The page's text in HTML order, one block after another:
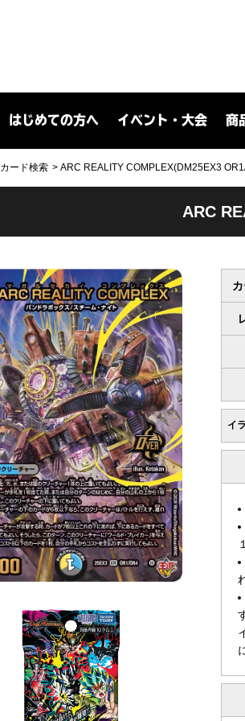
はじめての方へ イベント・大会 商
カード検索 ARC REALITY COMPLEX(DM25EX3
ARC
イ